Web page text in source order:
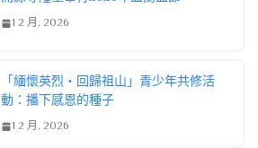
1 2 月, 2026
「緬懷英烈・回歸祖山」青少年共修活
動：播下感恩的種子
1 2 月, 2026